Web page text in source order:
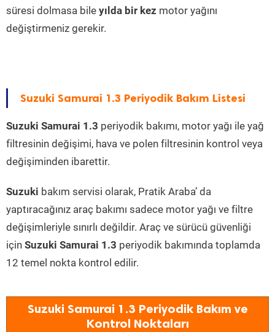
süresi dolmasa bile yılda bir kez motor yağını
değiştirmeniz gerekir.
Suzuki Samurai 1.3 Periyodik Bakım Listesi
Suzuki Samurai 1.3 periyodik bakımı, motor yağı ile yağ
filtresinin değişimi, hava ve polen filtresinin kontrol veya
değişiminden ibarettir.
Suzuki bakım servisi olarak, Pratik Araba’ da
yaptıracağınız araç bakımı sadece motor yağı ve filtre
değişimleriyle sınırlı değildir. Araç ve sürücü güvenliği
için Suzuki Samurai 1.3 periyodik bakımında toplamda
12 temel nokta kontrol edilir.
Suzuki Samurai 1.3 Periyodik Bakım ve
Kontrol Noktaları